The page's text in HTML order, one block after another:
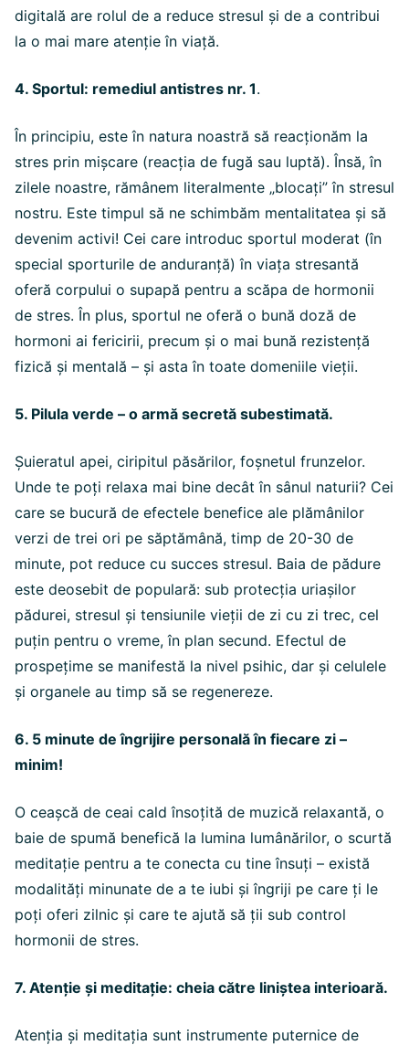
digitală are rolul de a reduce stresul și de a contribui
la o mai mare atenție în viață.
4. Sportul: remediul antistres nr. 1.
În principiu, este în natura noastră să reacționăm la
stres prin mișcare (reacția de fugă sau luptă). Însă, în
zilele noastre, rămânem literalmente „blocați” în stresul
nostru. Este timpul să ne schimbăm mentalitatea și să
devenim activi! Cei care introduc sportul moderat (în
special sporturile de anduranță) în viața stresantă
oferă corpului o supapă pentru a scăpa de hormonii
de stres. În plus, sportul ne oferă o bună doză de
hormoni ai fericirii, precum și o mai bună rezistență
fizică și mentală – și asta în toate domeniile vieții.
5. Pilula verde – o armă secretă subestimată.
Șuieratul apei, ciripitul păsărilor, foșnetul frunzelor.
Unde te poți relaxa mai bine decât în sânul naturii? Cei
care se bucură de efectele benefice ale plămânilor
verzi de trei ori pe săptămână, timp de 20-30 de
minute, pot reduce cu succes stresul. Baia de pădure
este deosebit de populară: sub protecția uriașilor
pădurei, stresul și tensiunile vieții de zi cu zi trec, cel
puțin pentru o vreme, în plan secund. Efectul de
prospețime se manifestă la nivel psihic, dar și celulele
și organele au timp să se regenereze.
6. 5 minute de îngrijire personală în fiecare zi –
minim!
O ceașcă de ceai cald însoțită de muzică relaxantă, o
baie de spumă benefică la lumina lumânărilor, o scurtă
meditație pentru a te conecta cu tine însuți – există
modalități minunate de a te iubi și îngriji pe care ți le
poți oferi zilnic și care te ajută să ții sub control
hormonii de stres.
7. Atenție și meditație: cheia către liniștea interioară.
Atenția și meditația sunt instrumente puternice de